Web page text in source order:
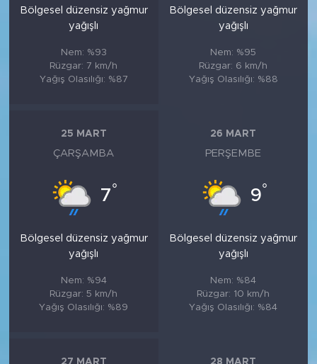
Bölgesel düzensiz yağmur
yağışlı
Nem: %93
Rüzgar: 7 km/h
Yağış Olasılığı: %87
Bölgesel düzensiz yağmur
yağışlı
Nem: %95
Rüzgar: 6 km/h
Yağış Olasılığı: %88
25 MART
ÇARŞAMBA
7°
Bölgesel düzensiz yağmur
yağışlı
Nem: %94
Rüzgar: 5 km/h
Yağış Olasılığı: %89
26 MART
PERŞEMBE
9°
Bölgesel düzensiz yağmur
yağışlı
Nem: %84
Rüzgar: 10 km/h
Yağış Olasılığı: %84
27 MART 28 MART